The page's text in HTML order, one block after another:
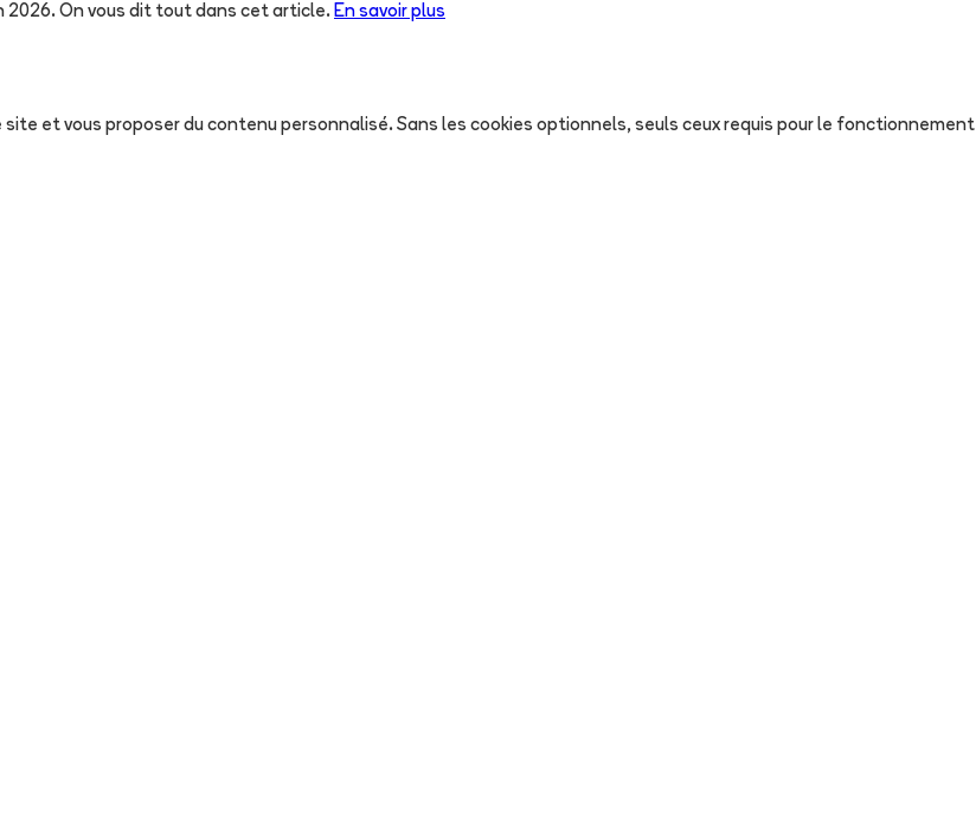
2026. On vous dit tout dans cet article. En savoir plus
et vous proposer du contenu personnalisé. Sans les cookies optionnels, seuls ceux requis pour le fonctionnement